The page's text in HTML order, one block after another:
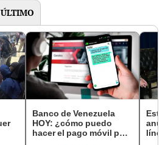
Banco de Venezuela
HOY: ¿cómo puedo
hacer el pago móvil por
línea